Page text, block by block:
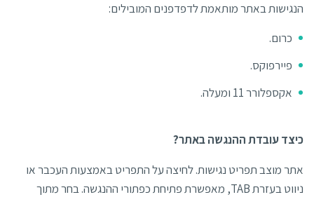
הנגישות באתר מותאמת לדפדפנים המובילים:
כרום.
פיירפוקס.
אקספלורר 11 ומעלה.
כיצד עובדת ההנגשה באתר?
אתר מוצב תפריט נגישות. לחיצה על התפריט באמצעות העכבר או
ניווט בעזרת TAB, מאפשרת פתיחת כפתורי ההנגשה. בחר מתוך